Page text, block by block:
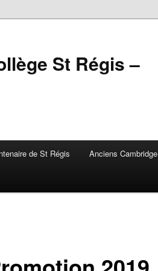
St Régis –
de St Régis Anciens Cambridge